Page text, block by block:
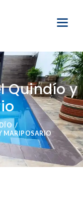
Quindío y
MARIPOSARIO